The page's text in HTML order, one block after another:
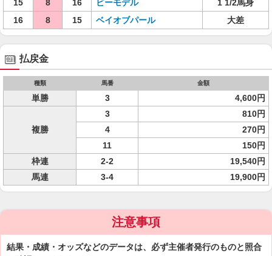
15
8 16 ビーモデル
1 1/2馬身
16
8 15 ベイオブパール 大差
払戻金
種類 馬番 金額
単勝 3 4,600円
複勝
3
810円
4
270円
11
150円
枠連
2-2
19,540円
馬連
3-4 19,900円
注意事項
結果・成績・オッズなどのデータは、必ず主催者発行のものと照合